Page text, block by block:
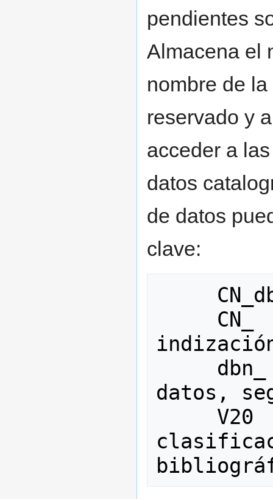
pendientes
Almacena el
nombre de
reservado y
acceder a
datos
de datos
clave:
datos,